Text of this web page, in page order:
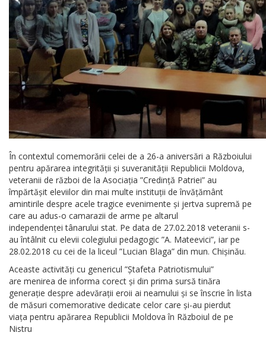
În contextul comemorării celei de a 26-a aniversări a Războiului
pentru apărarea integrității și suveranității Republicii Moldova,
veteranii de război de la Asociația ”Credință Patriei” au
împărtășit eleviilor din mai multe instituții de învățământ
amintirile despre acele tragice evenimente și jertva supremă pe
care au adus-o camarazii de arme pe altarul
independenței tânarului stat. Pe data de 27.02.2018 veteranii s-
au întâlnit cu elevii colegiului pedagogic ”A. Mateevici”, iar pe
28.02.2018 cu cei de la liceul ”Lucian Blaga” din mun. Chișinău.
Aceaste activități cu genericul ”Ștafeta Patriotismului”
are menirea de informa corect și din prima sursă tinăra
generație despre adevărații eroii ai neamului și se înscrie în lista
de măsuri comemorative dedicate celor care și-au pierdut
viața pentru apărarea Republicii Moldova în Războiul de pe
Nistru